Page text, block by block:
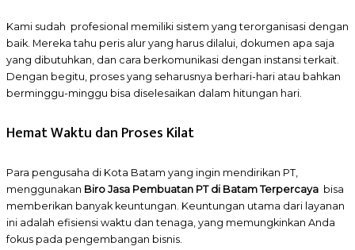
Kami sudah profesional memiliki sistem yang terorganisasi dengan
baik. Mereka tahu peris alur yang harus dilalui, dokumen apa saja
yang dibutuhkan, dan cara berkomunikasi dengan instansi terkait.
Dengan begitu, proses yang seharusnya berhari-hari atau bahkan
berminggu-minggu bisa diselesaikan dalam hitungan hari.
Hemat Waktu dan Proses Kilat
Para pengusaha di Kota Batam yang ingin mendirikan PT,
menggunakan Biro Jasa Pembuatan PT di Batam Terpercaya bisa
memberikan banyak keuntungan. Keuntungan utama dari layanan
ini adalah efisiensi waktu dan tenaga, yang memungkinkan Anda
fokus pada pengembangan bisnis.